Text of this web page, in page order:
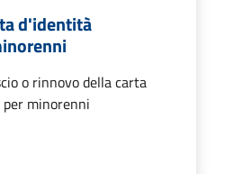
d'identità
o rinnovo della carta
minorenni